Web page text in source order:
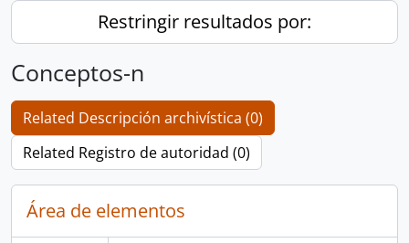
Restringir resultados por:
Conceptos-n
Related Descripción archivística (0)
Related Registro de autoridad (0)
Área de elementos